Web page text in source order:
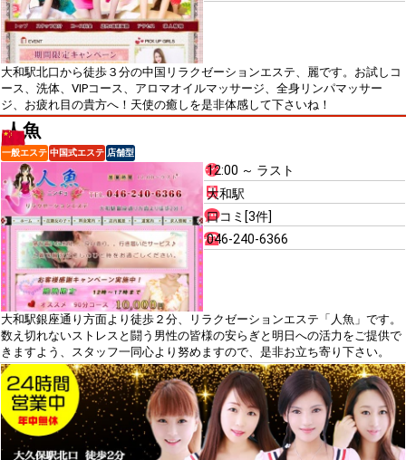
大和駅北口から徒歩３分の中国リラクゼーションエステ、麗です。お試しコ
ース、洗体、VIPコース、アロマオイルマッサージ、全身リンパマッサー
ジ、お疲れ目の貴方へ！天使の癒しを是非体感して下さいね！
人魚
一般エステ 中国式エステ 店舗型
12:00 ～ ラスト
大和駅
口コミ[3件]
046-240-6366
大和駅銀座通り方面より徒歩２分、リラクゼーションエステ「人魚」です。
数え切れないストレスと闘う男性の皆様の安らぎと明日への活力をご提供で
きますよう、スタッフ一同心より努めますので、是非お立ち寄り下さい。